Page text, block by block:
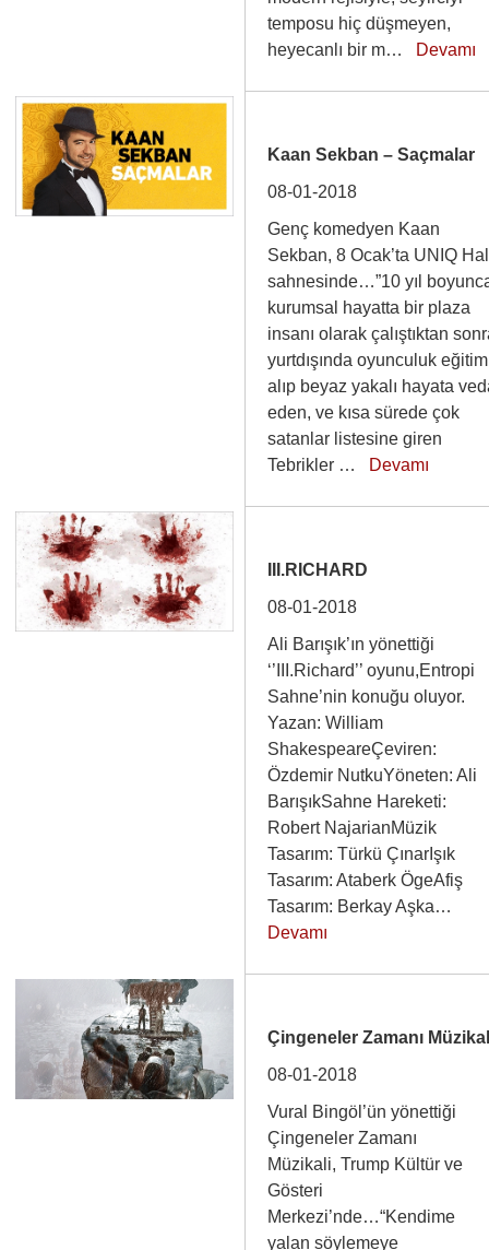
temposu hiç düşmeyen,
heyecanlı bir m… Devamı
Kaan Sekban – Saçmalar
08-01-2018
Genç komedyen Kaan
Sekban, 8 Ocak’ta UNIQ
sahnesinde…”10 yıl
kurumsal hayatta bir plaza
insanı olarak çalıştıktan
yurtdışında oyunculuk
alıp beyaz yakalı hayata
eden, ve kısa sürede çok
satanlar listesine giren
Tebrikler … Devamı
III.RICHARD
08-01-2018
Ali Barışık’ın yönettiği
‘’III.Richard’’ oyunu,Entropi
Sahne’nin konuğu oluyor.
Yazan: William
ShakespeareÇeviren:
Özdemir NutkuYöneten: Ali
BarışıkSahne Hareketi:
Robert NajarianMüzik
Tasarım: Türkü ÇınarIşık
Tasarım: Ataberk ÖgeAfiş
Tasarım: Berkay Aşka…
Devamı
Çingeneler Zamanı
08-01-2018
Vural Bingöl’ün yönettiği
Çingeneler Zamanı
Müzikali, Trump Kültür ve
Gösteri
Merkezi’nde…“Kendime
yalan söylemeye